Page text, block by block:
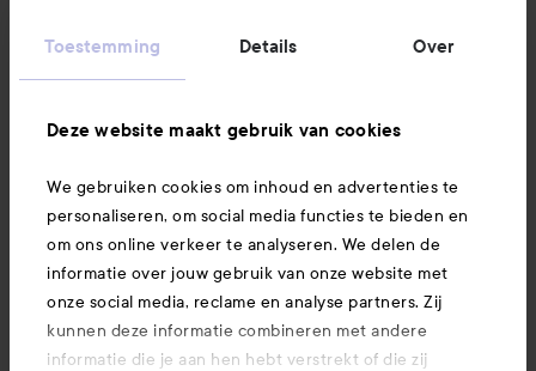
Toestemming Details Over
Deze website maakt gebruik van cookies
We gebruiken cookies om inhoud en advertenties te
personaliseren, om social media functies te bieden en
om ons online verkeer te analyseren. We delen de
informatie over jouw gebruik van onze website met
onze social media, reclame en analyse partners. Zij
kunnen deze informatie combineren met andere
informatie die je aan hen hebt verstrekt of die zij
Informatie
Ook interessant
Download hier onze app